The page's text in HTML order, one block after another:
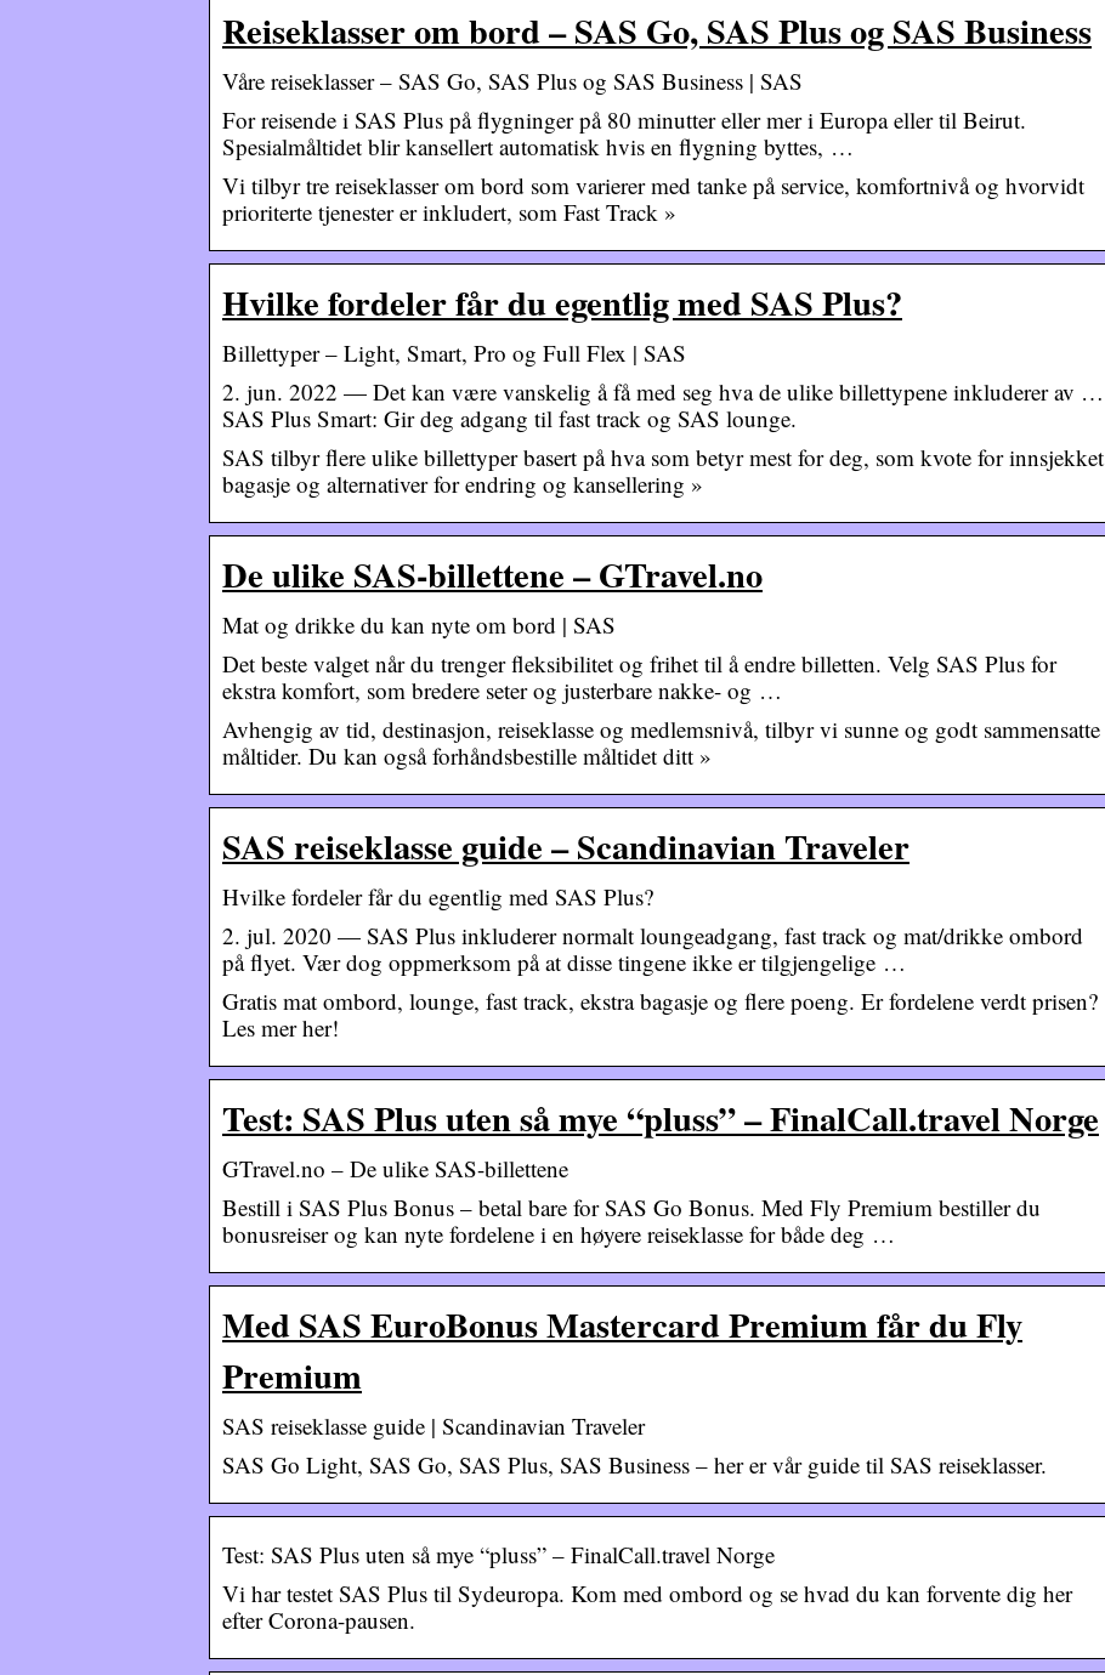
Reiseklasser om bord – SAS Go, SAS Plus og SAS Business
Våre reiseklasser – SAS Go, SAS Plus og SAS Business | SAS
For reisende i SAS Plus på flygninger på 80 minutter eller mer i Europa eller til Beirut.
Spesialmåltidet blir kansellert automatisk hvis en flygning byttes, …
Vi tilbyr tre reiseklasser om bord som varierer med tanke på service, komfortnivå og hvorvidt
prioriterte tjenester er inkludert, som Fast Track »
Hvilke fordeler får du egentlig med SAS Plus?
Billettyper – Light, Smart, Pro og Full Flex | SAS
2. jun. 2022 — Det kan være vanskelig å få med seg hva de ulike billettypene inkluderer av …
SAS Plus Smart: Gir deg adgang til fast track og SAS lounge.
SAS tilbyr flere ulike billettyper basert på hva som betyr mest for deg, som kvote for innsjekket
bagasje og alternativer for endring og kansellering »
De ulike SAS-billettene – GTravel.no
Mat og drikke du kan nyte om bord | SAS
Det beste valget når du trenger fleksibilitet og frihet til å endre billetten. Velg SAS Plus for
ekstra komfort, som bredere seter og justerbare nakke- og …
Avhengig av tid, destinasjon, reiseklasse og medlemsnivå, tilbyr vi sunne og godt sammensatte
måltider. Du kan også forhåndsbestille måltidet ditt »
SAS reiseklasse guide – Scandinavian Traveler
Hvilke fordeler får du egentlig med SAS Plus?
2. jul. 2020 — SAS Plus inkluderer normalt loungeadgang, fast track og mat/drikke ombord
på flyet. Vær dog oppmerksom på at disse tingene ikke er tilgjengelige …
Gratis mat ombord, lounge, fast track, ekstra bagasje og flere poeng. Er fordelene verdt prisen?
Les mer her!
Test: SAS Plus uten så mye “pluss” – FinalCall.travel Norge
GTravel.no – De ulike SAS-billettene
Bestill i SAS Plus Bonus – betal bare for SAS Go Bonus. Med Fly Premium bestiller du
bonusreiser og kan nyte fordelene i en høyere reiseklasse for både deg …
Med SAS EuroBonus Mastercard Premium får du Fly
Premium
SAS reiseklasse guide | Scandinavian Traveler
SAS Go Light, SAS Go, SAS Plus, SAS Business – her er vår guide til SAS reiseklasser.
Test: SAS Plus uten så mye “pluss” – FinalCall.travel Norge
Vi har testet SAS Plus til Sydeuropa. Kom med ombord og se hvad du kan forvente dig her
efter Corona-pausen.